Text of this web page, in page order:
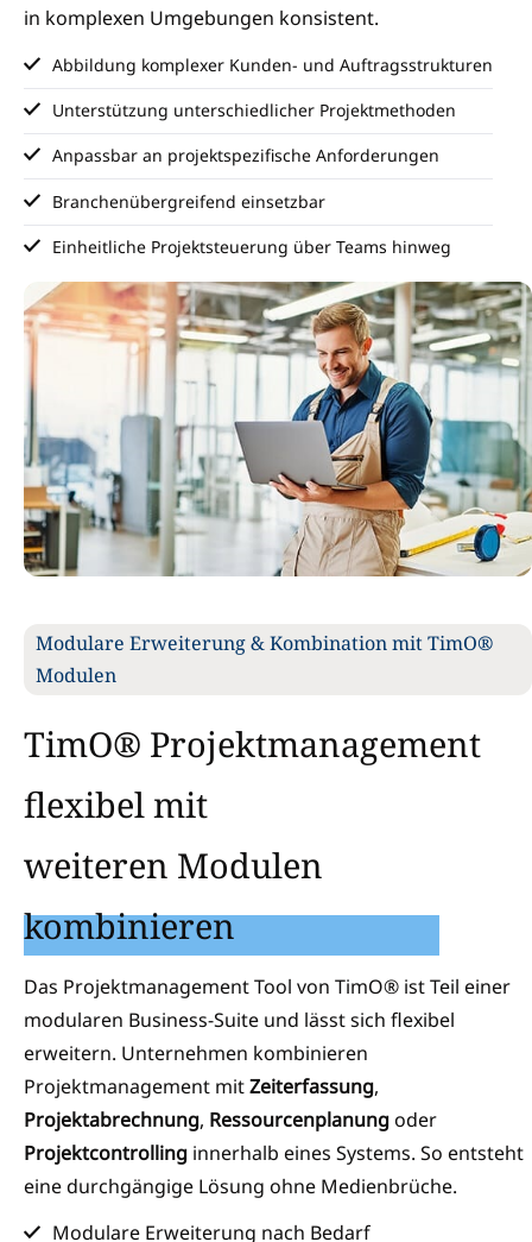
in komplexen Umgebungen konsistent.
Abbildung komplexer Kunden- und Auftragsstrukturen
Unterstützung unterschiedlicher Projektmethoden
Anpassbar an projektspezifische Anforderungen
Branchenübergreifend einsetzbar
Einheitliche Projektsteuerung über Teams hinweg
Modulare Erweiterung & Kombination mit TimO®
Modulen
TimO® Projektmanagement
flexibel mit
weiteren Modulen
kombinieren
Das Projektmanagement Tool von TimO® ist Teil einer
modularen Business-Suite und lässt sich flexibel
erweitern. Unternehmen kombinieren
Projektmanagement mitZeiterfassung,
Projektabrechnung, Ressourcenplanungoder
Projektcontrolling innerhalb eines Systems. So entsteht
eine durchgängige Lösung ohne Medienbrüche.
Modulare Erweiterung nach Bedarf